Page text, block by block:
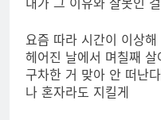
내가 그 이유와 잘못인 걸
요즘 따라 시간이 이상해
헤어진 날에서 며칠째 살
구차한 거 맞아 안 떠난
나 혼자라도 지킬게